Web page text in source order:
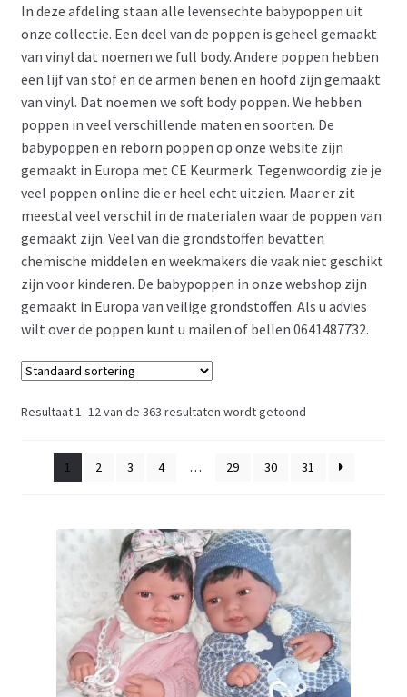
In deze afdeling staan alle levensechte babypoppen uit
onze collectie. Een deel van de poppen is geheel gemaakt
van vinyl dat noemen we full body. Andere poppen hebben
een lijf van stof en de armen benen en hoofd zijn gemaakt
van vinyl. Dat noemen we soft body poppen. We hebben
poppen in veel verschillende maten en soorten. De
babypoppen en reborn poppen op onze website zijn
gemaakt in Europa met CE Keurmerk. Tegenwoordig zie je
veel poppen online die er heel echt uitzien. Maar er zit
meestal veel verschil in de materialen waar de poppen van
gemaakt zijn. Veel van die grondstoffen bevatten
chemische middelen en weekmakers die vaak niet geschikt
zijn voor kinderen. De babypoppen in onze webshop zijn
gemaakt in Europa van veilige grondstoffen. Als u advies
wilt over de poppen kunt u mailen of bellen 0641487732.
Resultaat 1–12 van de 363 resultaten wordt getoond
1 2 3 4 … 29 30 31